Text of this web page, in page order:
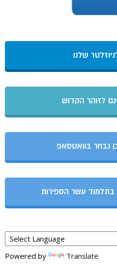
שלנו
לזוהר הקדוש
נבחר בוואטסאפ
בתלמוד עשר הספירות
Powered by Translate